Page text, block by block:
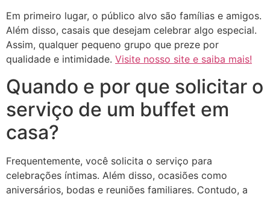
Em primeiro lugar, o público alvo são famílias e amigos.
Além disso, casais que desejam celebrar algo especial.
Assim, qualquer pequeno grupo que preze por
qualidade e intimidade. Visite nosso site e saiba mais!
Quando e por que solicitar o
serviço de um buffet em
casa?
Frequentemente, você solicita o serviço para
celebrações íntimas. Além disso, ocasiões como
aniversários, bodas e reuniões familiares. Contudo, a